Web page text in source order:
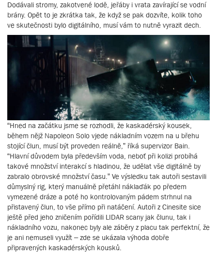
Dodávali stromy, zakotvené lodě, jeřáby i vrata zavírající se vodní
brány. Opět to je zkrátka tak, že když se pak dozvíte, kolik toho
ve skutečnosti bylo digitálního, musí vám to nutně vyrazit dech.
“Hned na začátku jsme se rozhodli, že kaskadérský kousek,
během nějž Napoleon Solo vjede nákladním vozem na u břehu
stojící člun, musí být proveden reálně,” říká supervizor Bain.
“Hlavní důvodem byla především voda, neboť při kolizi probíhá
takové množství interakcí s hladinou, že udělat vše digitálně by
zabralo obrovské množství času.” Ve výsledku tak autoři sestavili
důmyslný rig, který manuálně přetáhl náklaďák po předem
vymezené dráze a poté ho kontrolovaným pádem strhnul na
přistavený člun, to vše přímo při natáčení. Autoři z Cinesite sice
ještě před jeho zničením pořídili LIDAR scany jak člunu, tak i
nákladního vozu, nakonec byly ale záběry z placu tak perfektní, že
je ani nemuseli využít – zde se ukázala výhoda dobře
připravených kaskadérských kousků.